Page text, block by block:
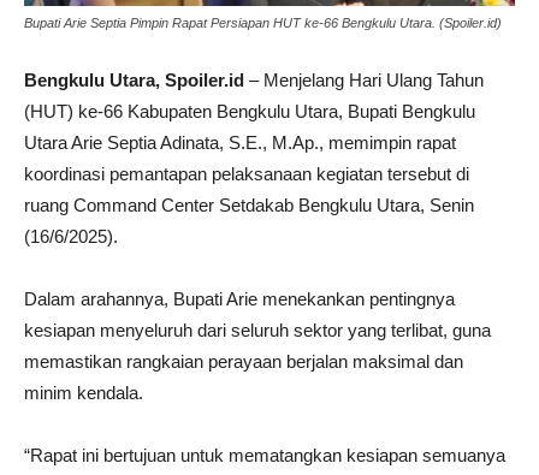
Bupati Arie Septia Pimpin Rapat Persiapan HUT ke-66 Bengkulu Utara. (Spoiler.id)
Bengkulu Utara, Spoiler.id – Menjelang Hari Ulang Tahun
(HUT) ke-66 Kabupaten Bengkulu Utara, Bupati Bengkulu
Utara Arie Septia Adinata, S.E., M.Ap., memimpin rapat
koordinasi pemantapan pelaksanaan kegiatan tersebut di
ruang Command Center Setdakab Bengkulu Utara, Senin
(16/6/2025).
Dalam arahannya, Bupati Arie menekankan pentingnya
kesiapan menyeluruh dari seluruh sektor yang terlibat, guna
memastikan rangkaian perayaan berjalan maksimal dan
minim kendala.
“Rapat ini bertujuan untuk mematangkan kesiapan semuanya